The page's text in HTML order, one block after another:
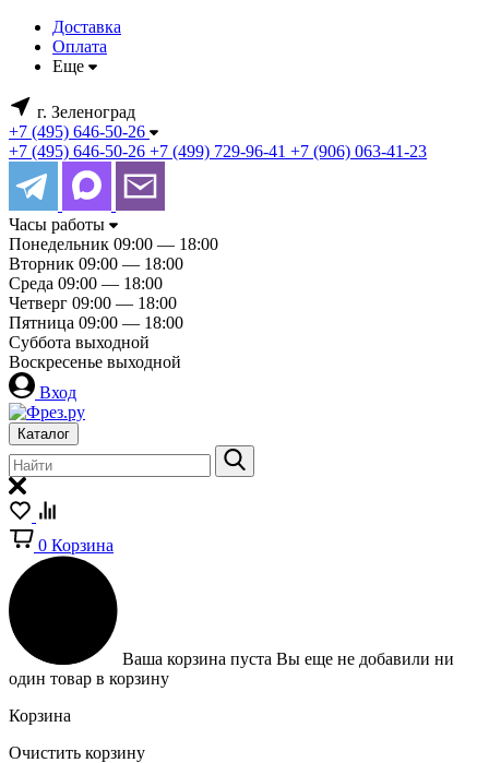
Доставка
Оплата
Еще
г. Зеленоград
+7 (495) 646-50-26
+7 (495) 646-50-26 +7 (499) 729-96-41 +7 (906) 063-41-23
Часы работы
Понедельник 09:00 — 18:00
Вторник 09:00 — 18:00
Среда 09:00 — 18:00
Четверг 09:00 — 18:00
Пятница 09:00 — 18:00
Суббота выходной
Воскресенье выходной
Вход
Каталог
0 Корзина
Ваша корзина пуста Вы еще не добавили ни
один товар в корзину
Корзина
Очистить корзину